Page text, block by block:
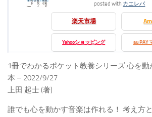
posted with カエレバ
楽天市場
Yahooショッピング au PAY
1冊でわかるポケット教養シリーズ 心を
本 – 2022/9/27
上田 起士 (著)
誰でも心を動かす音楽は作れる！ 考え方